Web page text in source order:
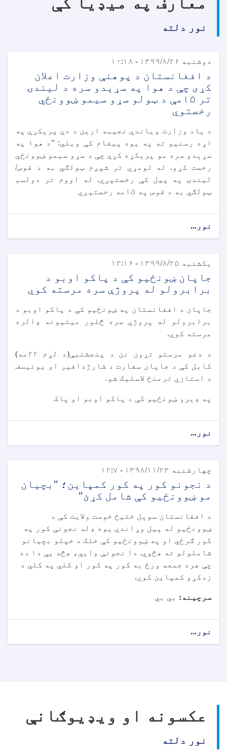
نور دلته
دوشنبه ۱۳۹۹/۸/۲۶ - ۱۰:۱۸
د افغانستان د پوهنې وزارت اعلان
کړی چې د هوا په سړېدو سره د لیندۍ
تر ۱۵مې د ټولو سړو سیمو ښوونځي
رخصتوي
د یاد وزارت ویاندې نجیبه ارین د دې پرېکړې په
اړه رسنیو ته په یوه پیغام کې ویلي: "د هوا په
سړېدو سره مو پرېکړه کړې چې د سړو سیمو ښوونځي
رخصت کړو. له لومړي تر شپږم ټولګي به د قوس/
لیندۍ په پيل کې رخصتېږي. له اووم تر دولسم
ټولګي به د قوس په ۱۵مه رخصتېږي
نور...
یکشنبه ۱۳۹۹/۸/۲۵ - ۱۲:۱۶
جاپان ښونځیو کې د پاکو اوبو د
برابرولو له پروژې سره مرسته کوي
جاپان د افغانستان په ښونځیو کې د پاکو اوبو د
برابرولو له پروژې سره څلور میلیونه ډالره
مرسته کوي.
د دغو مرستو تړون نن د پنجشنبې(د لړم ۲۲مه)
کابل کې د جاپان سفارت د شارژدافیر او یونېسف
د استازي ترمنځ لاسلیک شو.
په ډېرو ښونځیو کې د پاکو اوبو او پاک
نور...
چهارشنبه ۱۳۹۸/۱۱/۲۳ - ۱۲:۷
د نجونو کور په کور کمپاین؛ "بچیان
مو ښوونځيو کې شامل کړئ"
د افغانستان سوېل ختیځ خوست ولایت کې د
ښوونځیو له پیل وړاندې یوه ډله نجونې کور په
کور ګرځي او په ښوونځیو کې خلک د خپلو بچیانو
شاملولو ته هڅوي. دا نجونې وايي، هڅه یې دا ده
چې هره جمعه ورځ به کور په کور او کلي په کلي د
زدکړو کمپاین کوي.
سرچینه: بي بي
نور...
عکسونه او ویډیوګانې
نور دلته